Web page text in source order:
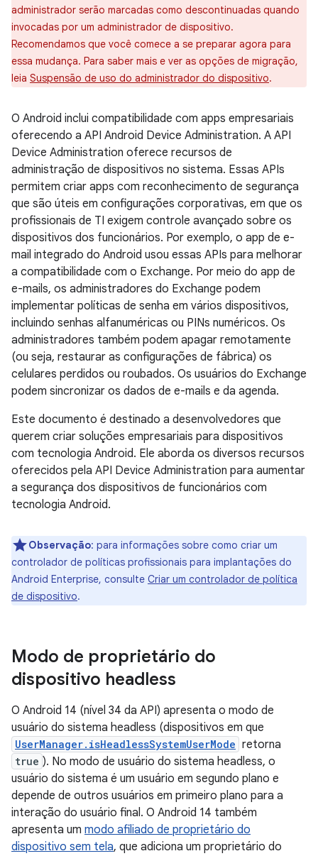
administrador serão marcadas como descontinuadas quando
invocadas por um administrador de dispositivo.
Recomendamos que você comece a se preparar agora para
essa mudança. Para saber mais e ver as opções de migração,
leia Suspensão de uso do administrador do dispositivo.
O Android inclui compatibilidade com apps empresariais
oferecendo a API Android Device Administration. A API
Device Administration oferece recursos de
administração de dispositivos no sistema. Essas APIs
permitem criar apps com reconhecimento de segurança
que são úteis em configurações corporativas, em que os
profissionais de TI exigem controle avançado sobre os
dispositivos dos funcionários. Por exemplo, o app de e-
mail integrado do Android usou essas APIs para melhorar
a compatibilidade com o Exchange. Por meio do app de
e-mails, os administradores do Exchange podem
implementar políticas de senha em vários dispositivos,
incluindo senhas alfanuméricas ou PINs numéricos. Os
administradores também podem apagar remotamente
(ou seja, restaurar as configurações de fábrica) os
celulares perdidos ou roubados. Os usuários do Exchange
podem sincronizar os dados de e-mails e da agenda.
Este documento é destinado a desenvolvedores que
querem criar soluções empresariais para dispositivos
com tecnologia Android. Ele aborda os diversos recursos
oferecidos pela API Device Administration para aumentar
a segurança dos dispositivos de funcionários com
tecnologia Android.
Observação: para informações sobre como criar um
controlador de políticas profissionais para implantações do
Android Enterprise, consulte Criar um controlador de política
de dispositivo.
Modo de proprietário do
dispositivo headless
O Android 14 (nível 34 da API) apresenta o modo de
usuário do sistema headless (dispositivos em que
UserManager.isHeadlessSystemUserMode retorna
true ). No modo de usuário do sistema headless, o
usuário do sistema é um usuário em segundo plano e
depende de outros usuários em primeiro plano para a
interação do usuário final. O Android 14 também
apresenta um modo afiliado de proprietário do
dispositivo sem tela, que adiciona um proprietário do